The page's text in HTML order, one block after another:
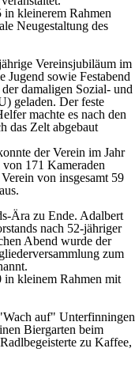
kleinerem Rahmen
Neugestaltung des
Vereinsjubiläum im
Jugend sowie Festabend
damaligen Sozial- und
geladen. Der feste
machte es nach den
das Zelt abgebaut
der Verein im Jahr
171 Kameraden
von insgesamt 59
Ära zu Ende. Adalbert
nach 52-jähriger
Abend wurde der
zum
in kleinem Rahmen mit
auf" Unterfinningen
Biergarten beim
zu Kaffee,